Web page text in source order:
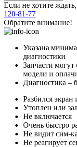
Если не хотите
120-81-77
Обратите внимание!
Указана
диагностики
Запчасти могут
модели и
Диагностика –
Разбился экран
Утоплен или
Не включается
Очень быстро
Не видит сим-
Не реагирует